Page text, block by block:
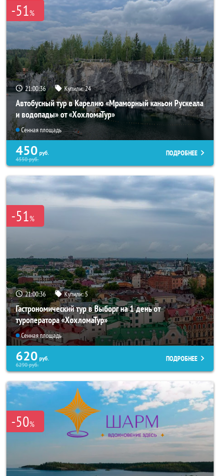
-51%
21:00:34 Купили:24
Автобусный тур в Карелию «Мраморный каньон Рускеала
и водопады» от «ХохломаТур»
Сенная площадь
450 руб.
4550руб.
ПОДРОБНЕЕ
-51%
21:00:34 Купили:5
Гастрономический тур в Выборг на 1 день от
туроператора «ХохломаТур»
Сенная площадь
620 руб.
6290руб.
ПОДРОБНЕЕ
-50%